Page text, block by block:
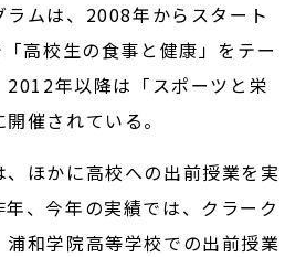
ラムは、2008年からスタート
高校生の食事と健康」をテー
2012年以降は「スポーツと栄
催されている。
、ほかに高校への出前授業を実
、今年の実績では、クラーク
和学院高等学校での出前授業